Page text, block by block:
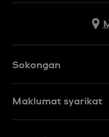
Sokongan
Maklumat syarikat